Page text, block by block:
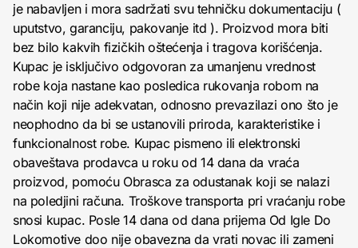
je nabavljen i mora sadržati svu tehničku dokumentaciju (
uputstvo, garanciju, pakovanje itd ). Proizvod mora biti
bez bilo kakvih fizičkih oštećenja i tragova korišćenja.
Kupac je isključivo odgovoran za umanjenu vrednost
robe koja nastane kao posledica rukovanja robom na
način koji nije adekvatan, odnosno prevazilazi ono što je
neophodno da bi se ustanovili priroda, karakteristike i
funkcionalnost robe. Kupac pismeno ili elektronski
obaveštava prodavca u roku od 14 dana da vraća
proizvod, pomoću Obrasca za odustanak koji se nalazi
na poledjini računa. Troškove transporta pri vraćanju robe
snosi kupac. Posle 14 dana od dana prijema Od Igle Do
Lokomotive doo nije obavezna da vrati novac ili zameni